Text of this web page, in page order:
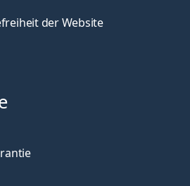
der Website